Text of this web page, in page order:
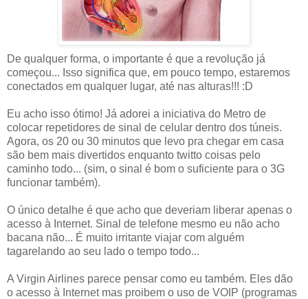
De qualquer forma, o importante é que a revolução já
começou... Isso significa que, em pouco tempo, estaremos
conectados em qualquer lugar, até nas alturas!!! :D
Eu acho isso ótimo! Já adorei a iniciativa do Metro de
colocar repetidores de sinal de celular dentro dos túneis.
Agora, os 20 ou 30 minutos que levo pra chegar em casa
são bem mais divertidos enquanto twitto coisas pelo
caminho todo... (sim, o sinal é bom o suficiente para o 3G
funcionar também).
O único detalhe é que acho que deveriam liberar apenas o
acesso à Internet. Sinal de telefone mesmo eu não acho
bacana não... É muito irritante viajar com alguém
tagarelando ao seu lado o tempo todo...
A Virgin Airlines parece pensar como eu também. Eles dão
o acesso à Internet mas proibem o uso de VOIP (programas